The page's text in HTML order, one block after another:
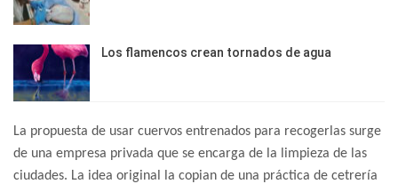
Los flamencos crean tornados de agua
La propuesta de usar cuervos entrenados para recogerlas surge
de una empresa privada que se encarga de la limpieza de las
ciudades. La idea original la copian de una práctica de cetrería